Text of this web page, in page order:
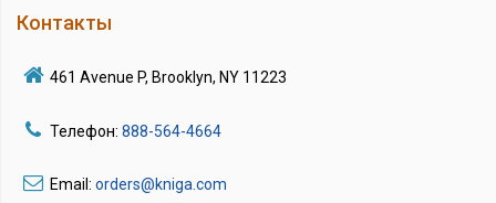
Контакты
461 Avenue P, Brooklyn, NY 11223
Телефон: 888-564-4664
Email: orders@kniga.com